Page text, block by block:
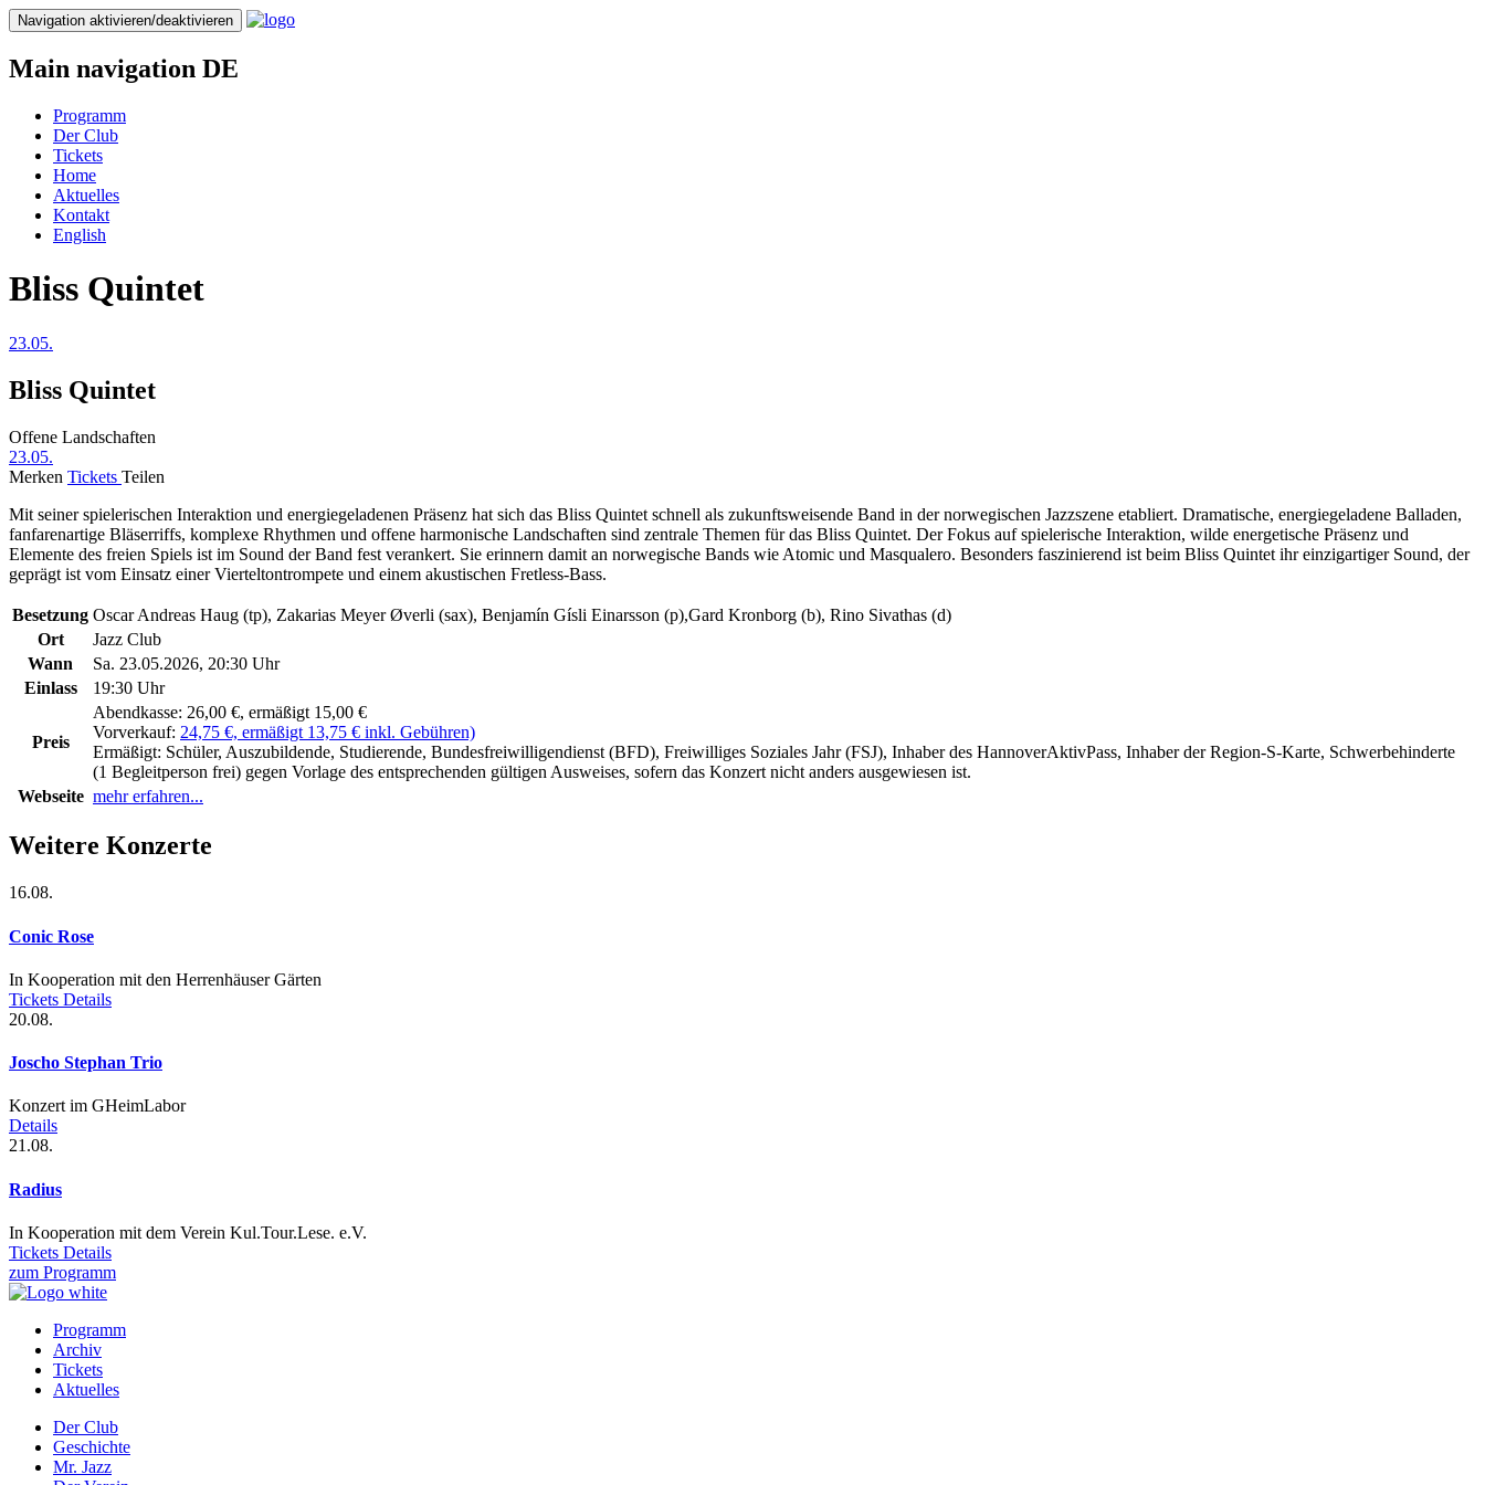
Direkt
zum
Inhalt
Navigation aktivieren/deaktivieren
Main navigation DE
Programm
Der Club
Tickets
Home
Aktuelles
Kontakt
English
Bliss Quintet
23.05.
Bliss Quintet
Offene Landschaften
23.05.
Merken Tickets Teilen
Mit seiner spielerischen Interaktion und energiegeladenen Präsenz hat sich das Bliss Quintet schnell als zukunftsweisende Band in der norwegischen Jazzszene etabliert. Dramatische, energiegeladene Balladen,
fanfarenartige Bläserriffs, komplexe Rhythmen und offene harmonische Landschaften sind zentrale Themen für das Bliss Quintet. Der Fokus auf spielerische Interaktion, wilde energetische Präsenz und
Elemente des freien Spiels ist im Sound der Band fest verankert. Sie erinnern damit an norwegische Bands wie Atomic und Masqualero. Besonders faszinierend ist beim Bliss Quintet ihr einzigartiger Sound, der
geprägt ist vom Einsatz einer Vierteltontrompete und einem akustischen Fretless-Bass.
Besetzung Oscar Andreas Haug (tp), Zakarias Meyer Øverli (sax), Benjamín Gísli Einarsson (p),Gard Kronborg (b), Rino Sivathas (d)
Ort
Jazz Club
Wann
Sa. 23.05.2026, 20:30 Uhr
Einlass
19:30 Uhr
Preis
Abendkasse: 26,00 €, ermäßigt 15,00 €
Vorverkauf: 24,75 €, ermäßigt 13,75 € inkl. Gebühren)
Ermäßigt: Schüler, Auszubildende, Studierende, Bundesfreiwilligendienst (BFD), Freiwilliges Soziales Jahr (FSJ), Inhaber des HannoverAktivPass, Inhaber der Region-S-Karte, Schwerbehinderte
(1 Begleitperson frei) gegen Vorlage des entsprechenden gültigen Ausweises, sofern das Konzert nicht anders ausgewiesen ist.
Webseite mehr erfahren...
Weitere Konzerte
16.08.
Conic Rose
In Kooperation mit den Herrenhäuser Gärten
Tickets Details
20.08.
Joscho Stephan Trio
Konzert im GHeimLabor
Details
21.08.
Radius
In Kooperation mit dem Verein Kul.Tour.Lese. e.V.
Tickets Details
zum Programm
Prefooter
Programm
Archiv
Tickets
Aktuelles
Prefooter
Der Club
Geschichte
Mr. Jazz